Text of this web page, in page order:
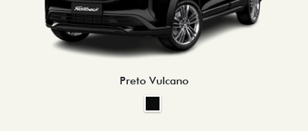
Preto Vulcano